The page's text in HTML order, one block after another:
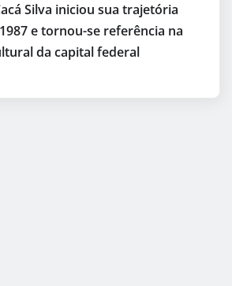
Silva iniciou sua trajetória
e tornou-se referência na
da capital federal